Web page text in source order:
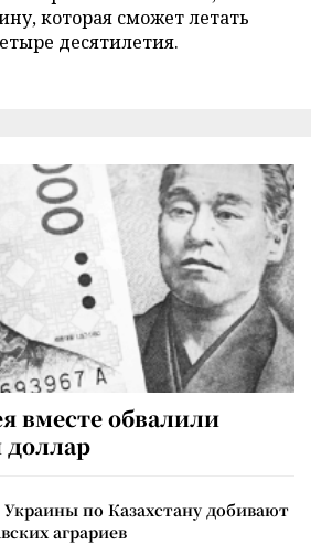
которая сможет летать
десятилетия.
вместе обвалили
доллар
по Казахстану добивают
аграриев